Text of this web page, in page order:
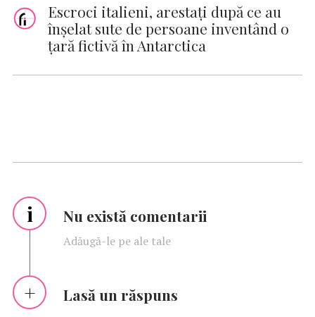
Escroci italieni, arestaţi după ce au
înşelat sute de persoane inventând o
ţară fictivă în Antarctica
i Nu există comentarii
Adăugă-le pe ale tale
Lasă un răspuns